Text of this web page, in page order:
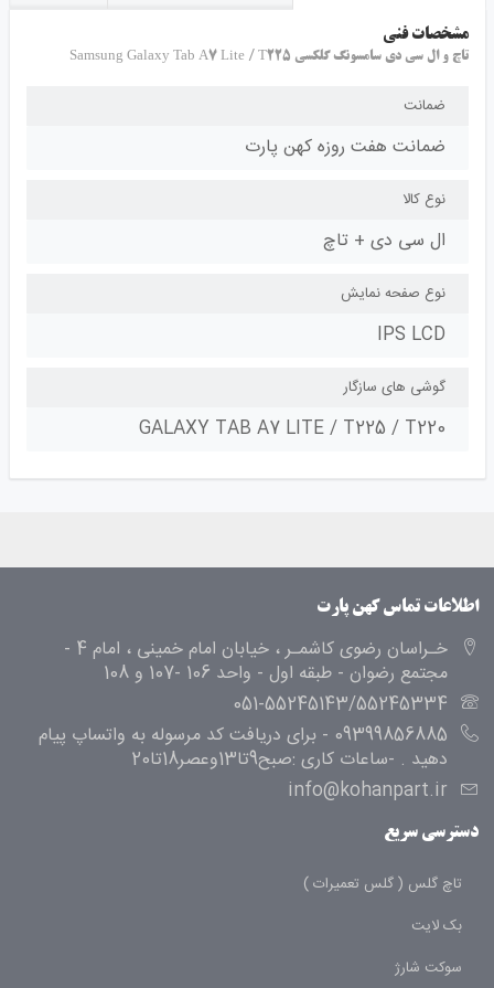
مشخصات فنی
تاچ و ال سی دی سامسونگ گلکسی Samsung Galaxy Tab A7 Lite / T225
ضمانت
ضمانت هفت روزه کهن پارت
نوع کالا
ال سی دی + تاچ
نوع صفحه نمایش
IPS LCD
گوشی های سازگار
GALAXY TAB A7 LITE / T225 / T220
اطلاعات تماس کهن پارت
خـراسان رضوی کاشمـر ، خیابان امام خمینی ، امام 4 -
مجتمع رضوان - طبقه اول - واحد 106 -107 و 108
051-55245143/55245334
09399856885 - برای دریافت کد مرسوله به واتساپ پیام
دهید . -ساعات کاری :صبح9تا13وعصر18تا20
info@kohanpart.ir
دسترسی سریع
تاچ گلس ( گلس تعمیرات )
بک لایت
سوکت شارژ